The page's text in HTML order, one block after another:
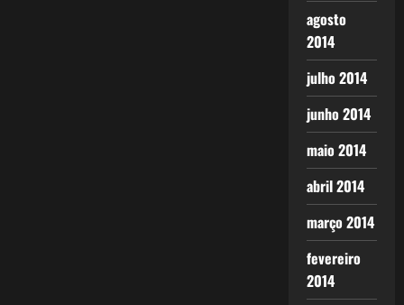
agosto
2014
julho 2014
junho 2014
maio 2014
abril 2014
março 2014
fevereiro
2014